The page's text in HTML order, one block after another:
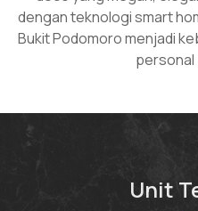
dengan teknologi smart
Bukit Podomoro menjadi
personal
Unit